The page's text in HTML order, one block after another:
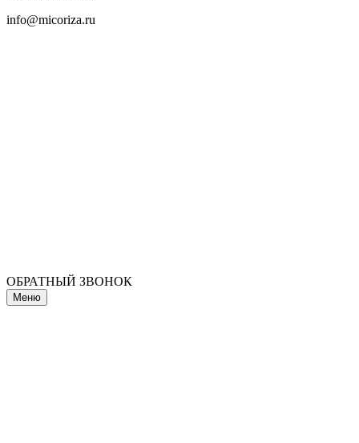
info@micoriza.ru
ОБРАТНЫЙ ЗВОНОК
Меню